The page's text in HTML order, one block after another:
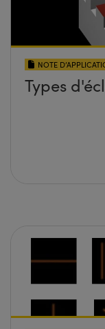
NOTE
Types